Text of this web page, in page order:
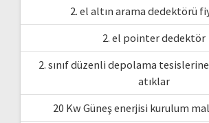
2. el altın arama dedektörü
2. el pointer dedektör
2. sınıf düzenli depolama
atıklar
20 Kw Güneş enerjisi kurulum